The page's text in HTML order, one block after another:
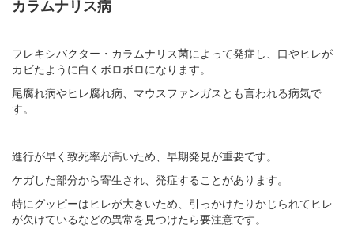
カラムナリス病
フレキシバクター・カラムナリス菌によって発症し、口やヒレが
カビたように白くボロボロになります。
尾腐れ病やヒレ腐れ病、マウスファンガスとも言われる病気で
す。
進行が早く致死率が高いため、早期発見が重要です。
ケガした部分から寄生され、発症することがあります。
特にグッピーはヒレが大きいため、引っかけたりかじられてヒレ
が欠けているなどの異常を見つけたら要注意です。